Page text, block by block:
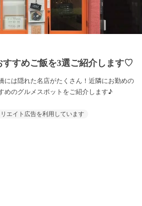
すすめご飯を3選ご紹介します♡
には隠れた名店がたくさん！近隣にお勤めの
めのグルメスポットをご紹介します♪
エイト広告を利用しています